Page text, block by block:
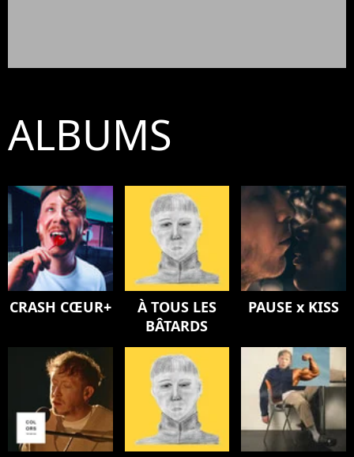
ALBUMS
CRASH CŒUR+
À TOUS LES
BÂTARDS
PAUSE x KISS